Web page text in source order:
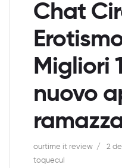
Chat
Migliori
nuovo
ourtime it review 2
toquecul